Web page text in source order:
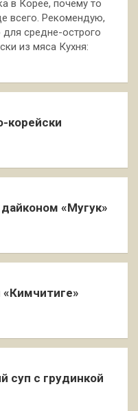
в Корее, почему то
всего. Рекомендую,
для средне-острого
из мяса Кухня:
корейски
«Мугук»
«Кимчитиге»
суп с грудинкой